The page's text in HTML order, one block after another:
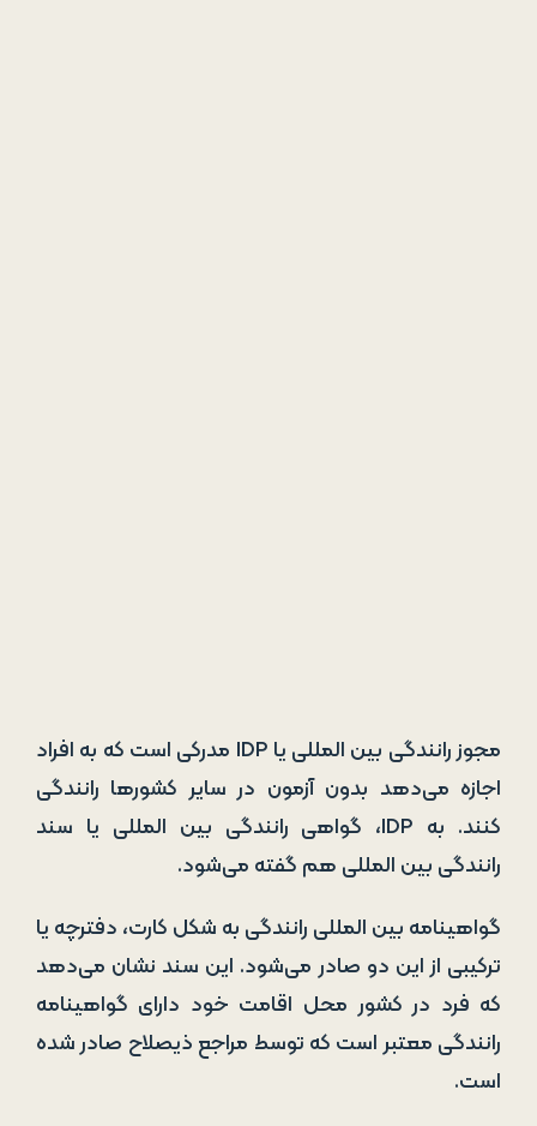
مجوز رانندگی بین المللی یا IDP مدرکی است که به افراد
اجازه می‌دهد بدون آزمون در سایر کشورها رانندگی
کنند. به IDP، گواهی رانندگی بین المللی یا سند
رانندگی بین المللی هم گفته می‌شود.
گواهینامه بین المللی رانندگی به شکل کارت، دفترچه یا
ترکیبی از این دو صادر می‌شود. این سند نشان می‌دهد
که فرد در کشور محل اقامت خود دارای گواهینامه
رانندگی معتبر است که توسط مراجع ذیصلاح صادر شده
است.